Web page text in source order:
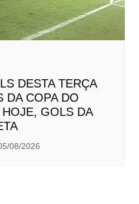
DESTA TERÇA
DA COPA DO
GOLS DA
08/2026